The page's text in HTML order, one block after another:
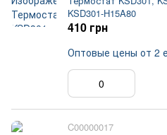
KSD301-H15A80
410 грн
Оптовые цены от 2
C00000017